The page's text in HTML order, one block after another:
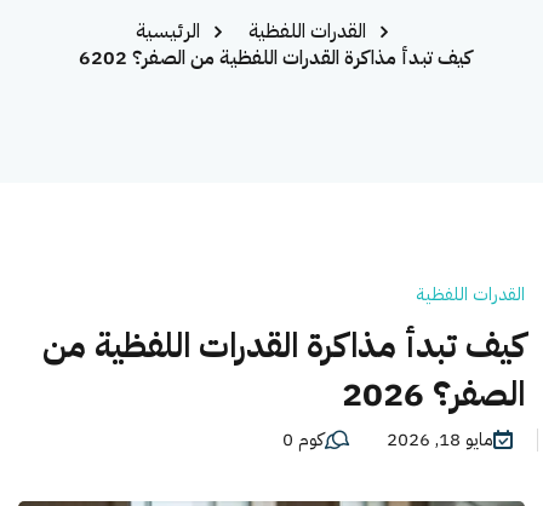
المحاكي
الرئيسية
القدرات اللفظية
كيف تبدأ مذاكرة القدرات اللفظية من الصفر؟ 2026
القدرات اللفظية
كيف تبدأ مذاكرة القدرات اللفظية من
الصفر؟ 2026
مايو 18, 2026 كوم 0